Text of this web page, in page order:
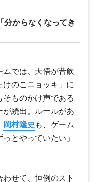
分からなくなってき
では、 大悟が昔飲
のこニョッキ」に
ものかけ声である
が続出。ルールがあ
岡村隆史 も、ゲーム
とやっていたい」
せて、恒例のスト